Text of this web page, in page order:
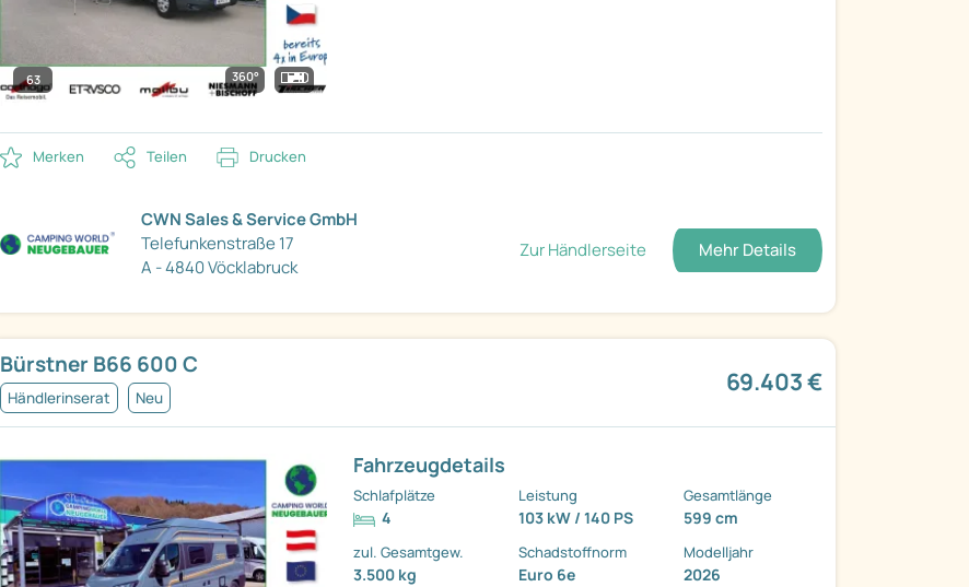
63 360°
Merken Teilen Drucken
CWN Sales & Service GmbH
Telefunkenstraße 17
A - 4840 Vöcklabruck
Zur Händlerseite Mehr Details
Bürstner B66 600 C
Händlerinserat Neu
69.403 €
Fahrzeugdetails
Schlafplätze
4
Leistung
103 kW / 140 PS
Gesamtlänge
599 cm
zul. Gesamtgew.
3.500 kg
Schadstoffnorm
Euro 6e
Modelljahr
2026